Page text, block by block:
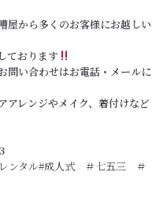
屋から多くのお客様にお越しい
ております
問い合わせはお電話・メールに
アレンジやメイク、着付けなど
レンタル#成人式 ＃七五三 ＃